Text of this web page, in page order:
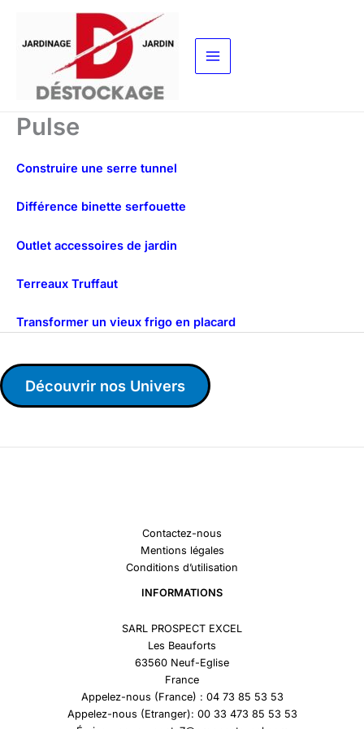
contenu
Pulse
Construire une serre tunnel
Différence binette serfouette
Outlet accessoires de jardin
Terreaux Truffaut
Transformer un vieux frigo en placard
Découvrir nos Univers
Contactez-nous
Mentions légales
Conditions d’utilisation
INFORMATIONS
SARL PROSPECT EXCEL
Les Beauforts
63560 Neuf-Eglise
France
Appelez-nous (France) : 04 73 85 53 53
Appelez-nous (Etranger): 00 33 473 85 53 53